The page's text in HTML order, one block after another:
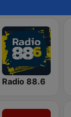
Radio 88.6